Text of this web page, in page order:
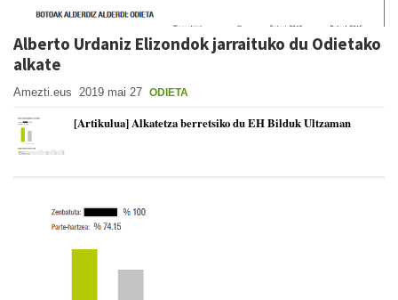
Alberto Urdaniz Elizondok jarraituko du Odietako
alkate
Amezti.eus 2019 mai 27 ODIETA
[Artikulua] Alkatetza berretsiko du EH Bilduk Ultzaman